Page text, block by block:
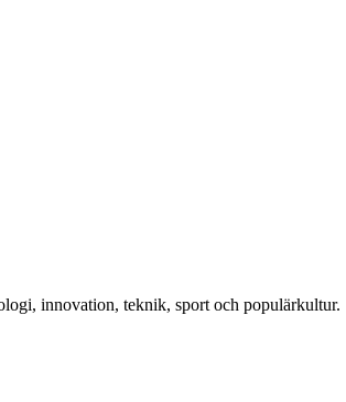
innovation, teknik, sport och populärkultur.